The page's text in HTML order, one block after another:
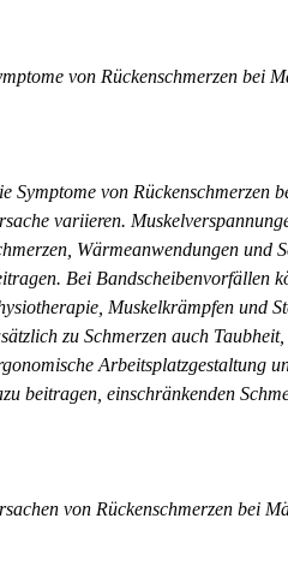
von Rückenschmerzen bei
Symptome von Rückenschmerzen
variieren.
Wärmeanwendungen und
Bei Bandscheibenvorfällen
Muskelkrämpfen und
zu Schmerzen auch
Arbeitsplatzgestaltung
beitragen, einschränkenden
von Rückenschmerzen bei